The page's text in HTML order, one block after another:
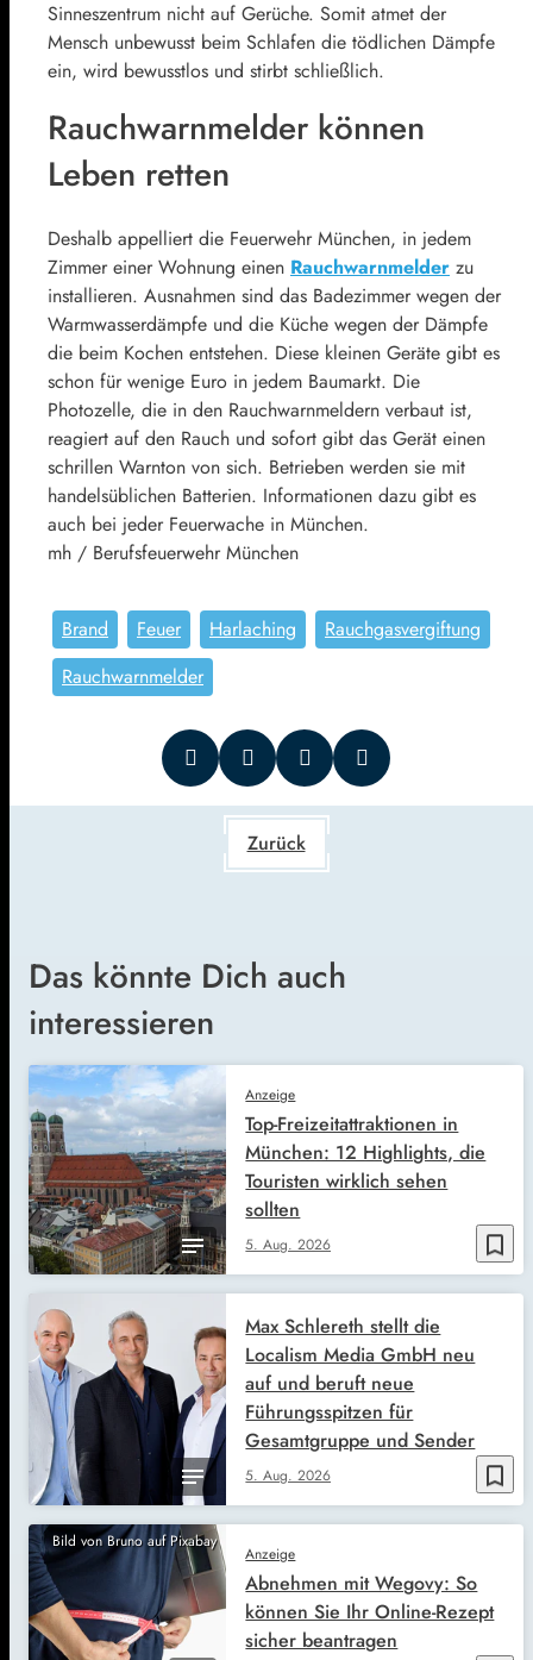
Sinneszentrum nicht auf Gerüche. Somit atmet der
Mensch unbewusst beim Schlafen die tödlichen Dämpfe
ein, wird bewusstlos und stirbt schließlich.
Rauchwarnmelder können
Leben retten
Deshalb appelliert die Feuerwehr München, in jedem
Zimmer einer Wohnung einen Rauchwarnmelder zu
installieren. Ausnahmen sind das Badezimmer wegen der
Warmwasserdämpfe und die Küche wegen der Dämpfe
die beim Kochen entstehen. Diese kleinen Geräte gibt es
schon für wenige Euro in jedem Baumarkt. Die
Photozelle, die in den Rauchwarnmeldern verbaut ist,
reagiert auf den Rauch und sofort gibt das Gerät einen
schrillen Warnton von sich. Betrieben werden sie mit
handelsüblichen Batterien. Informationen dazu gibt es
auch bei jeder Feuerwache in München.
mh / Berufsfeuerwehr München
Brand Feuer Harlaching
Rauchgasvergiftung
Rauchwarnmelder
Zurück
Das könnte Dich auch
interessieren
bookmark_border
Anzeige
5. Aug. 2026
Top-Freizeitattraktionen in
München: 12 Highlights, die
Touristen wirklich sehen
sollten
bookmark_border
5. Aug. 2026
Max Schlereth stellt die
Localism Media GmbH neu
auf und beruft neue
Führungsspitzen für
Gesamtgruppe und Sender
Bild von Bruno auf Pixabay
Anzeige
Abnehmen mit Wegovy: So
können Sie Ihr Online-Rezept
sicher beantragen